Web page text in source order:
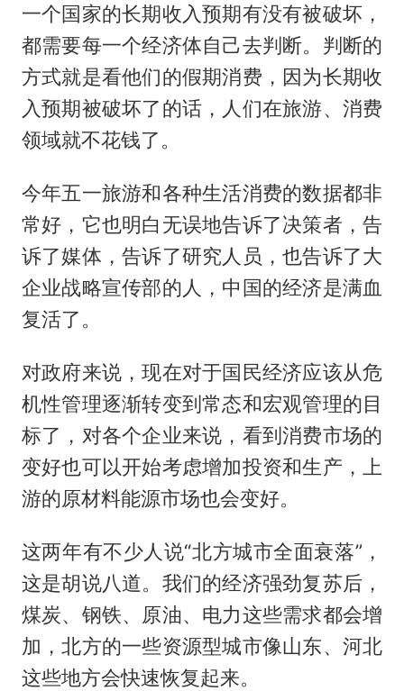
一个国家的长期收入预期有没有被破坏，
都需要每一个经济体自己去判断。判断的
方式就是看他们的假期消费，因为长期收
入预期被破坏了的话，人们在旅游、消费
领域就不花钱了。
今年五一旅游和各种生活消费的数据都非
常好，它也明白无误地告诉了决策者，告
诉了媒体，告诉了研究人员，也告诉了大
企业战略宣传部的人，中国的经济是满血
复活了。
对政府来说，现在对于国民经济应该从危
机性管理逐渐转变到常态和宏观管理的目
标了，对各个企业来说，看到消费市场的
变好也可以开始考虑增加投资和生产，上
游的原材料能源市场也会变好。
这两年有不少人说“北方城市全面衰落”，
这是胡说八道。我们的经济强劲复苏后，
煤炭、钢铁、原油、电力这些需求都会增
加，北方的一些资源型城市像山东、河北
这些地方会快速恢复起来。